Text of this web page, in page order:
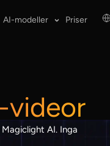
AI-modeller Priser
videor
AI. Inga